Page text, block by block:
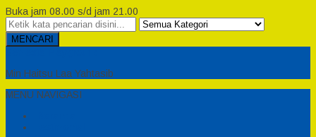
Buka jam 08.00 s/d jam 21.00
MENCARI
Min Haitsu Laa Yahtasib
MENU NAVIGASI